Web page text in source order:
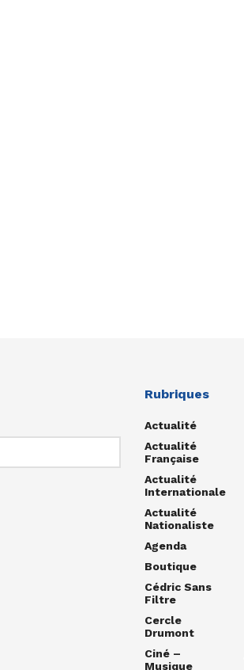
Rubriques
Actualité
Actualité
Française
Actualité
Internationale
Actualité
Nationaliste
Agenda
Boutique
Cédric Sans
Filtre
Cercle
Drumont
Ciné –
Musique